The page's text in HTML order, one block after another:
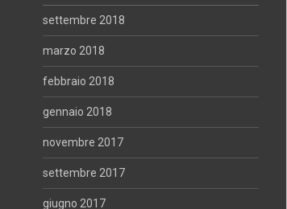
settembre 2018
marzo 2018
febbraio 2018
gennaio 2018
novembre 2017
settembre 2017
giugno 2017